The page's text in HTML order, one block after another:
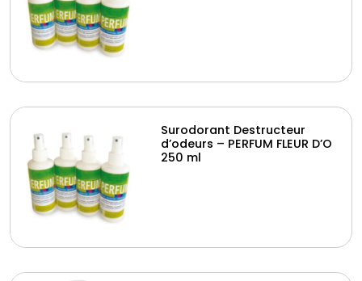
Surodorant Destructeur
d’odeurs – PERFUM FLEUR D’O
250 ml